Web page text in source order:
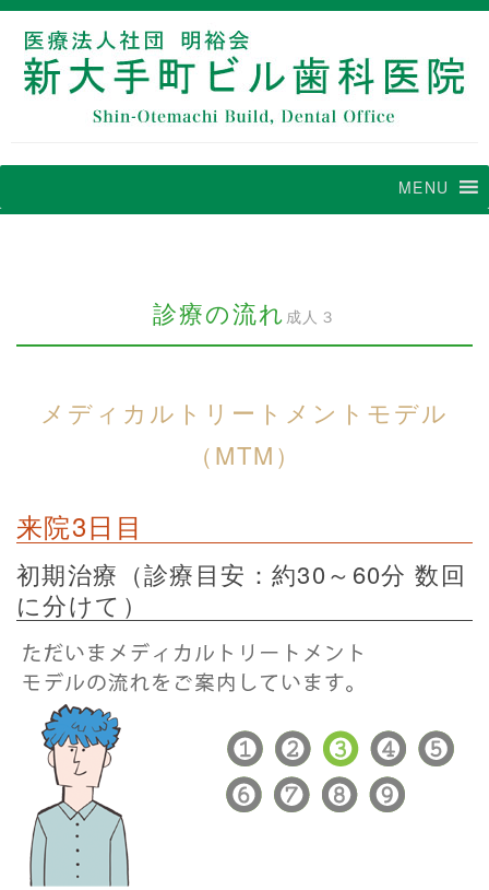
MENU
診療の流れ 成人３
メディカルトリートメントモデル
（MTM）
来院3日目
初期治療（診療目安：約30～60分 数回
に分けて）